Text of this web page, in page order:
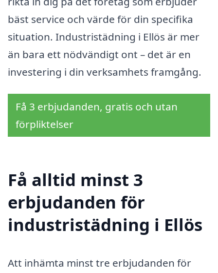
bäst service och värde för din specifika
situation. Industristädning i Ellös är mer
än bara ett nödvändigt ont – det är en
investering i din verksamhets framgång.
Få 3 erbjudanden, gratis och utan
förpliktelser
Få alltid minst 3
erbjudanden för
industristädning i Ellös
Att inhämta minst tre erbjudanden för